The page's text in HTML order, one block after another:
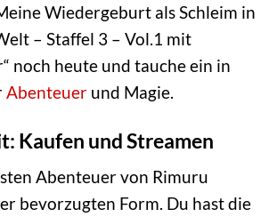
Wiedergeburt als Schleim in
– Staffel 3 – Vol.1 mit
noch heute und tauche ein in
Abenteuer und Magie.
Kaufen und Streamen
Abenteuer von Rimuru
bevorzugten Form. Du hast die